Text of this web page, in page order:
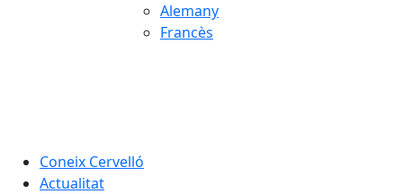
Alemany
Francès
Coneix Cervelló
Actualitat